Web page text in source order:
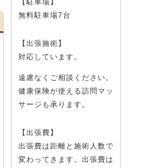
【駐車場】
無料駐車場7台
【出張施術】
対応しています。
遠慮なくご相談ください。
健康保険が使える訪問マッ
サージも承ります。
【出張費】
出張費は距離と施術人数で
変わってきます。出張費は